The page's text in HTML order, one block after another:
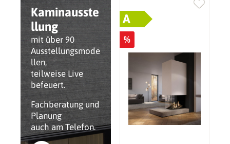
Kaminausste
llung
mit über 90
Ausstellungsmode
llen,
teilweise Live
befeuert.
Fachberatung und
Planung
auch am Telefon.
A
%